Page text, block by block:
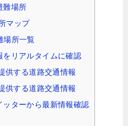
難場所
マップ
場所一覧
リアルタイムに確認
供する道路交通情報
供する道路交通情報
ターから最新情報確認